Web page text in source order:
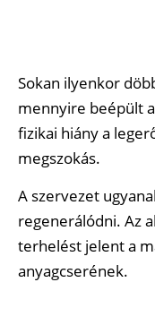
Sokan ilyenkor
mennyire beépült
fizikai hiány a
megszokás.
A szervezet
regenerálódni. Az
terhelést jelent a
anyagcserének.